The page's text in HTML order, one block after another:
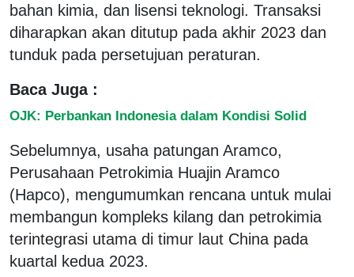
bahan kimia, dan lisensi teknologi. Transaksi
diharapkan akan ditutup pada akhir 2023 dan
tunduk pada persetujuan peraturan.
Baca Juga :
OJK: Perbankan Indonesia dalam Kondisi Solid
Sebelumnya, usaha patungan Aramco,
Perusahaan Petrokimia Huajin Aramco
(Hapco), mengumumkan rencana untuk mulai
membangun kompleks kilang dan petrokimia
terintegrasi utama di timur laut China pada
kuartal kedua 2023.